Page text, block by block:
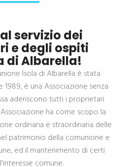
al servizio dei
e degli ospiti
di Albarella!
Isola di Albarella è stata
è una Associazione senza
aderiscono tutti i proprietari
ha come scopo la
ordinaria e straordinaria delle
patrimonio della comunione e
ed il mantenimento di certi
comune.